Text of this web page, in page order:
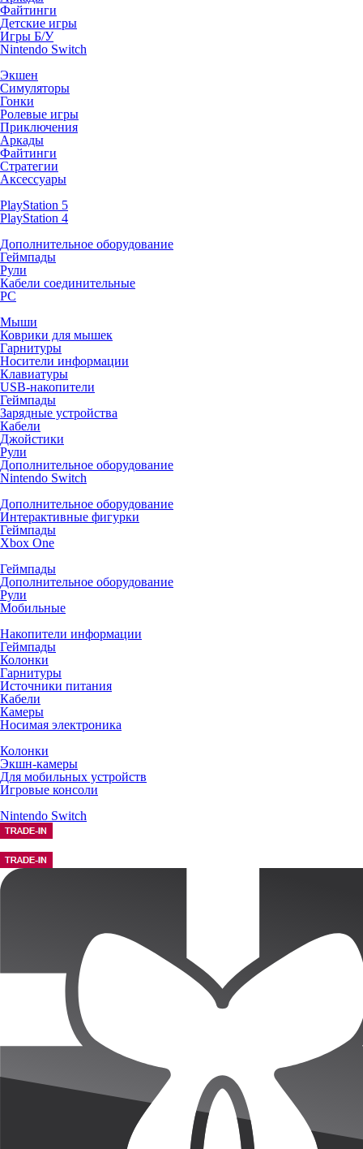
Файтинги
Детские игры
Игры Б/У
Nintendo Switch
Экшен
Симуляторы
Гонки
Ролевые игры
Приключения
Аркады
Файтинги
Стратегии
Аксессуары
PlayStation 5
PlayStation 4
Дополнительное оборудование
Геймпады
Рули
Кабели соединительные
PC
Мыши
Коврики для мышек
Гарнитуры
Носители информации
Клавиатуры
USB-накопители
Геймпады
Зарядные устройства
Кабели
Джойстики
Рули
Дополнительное оборудование
Nintendo Switch
Дополнительное оборудование
Интерактивные фигурки
Геймпады
Xbox One
Геймпады
Дополнительное оборудование
Рули
Мобильные
Накопители информации
Геймпады
Колонки
Гарнитуры
Источники питания
Кабели
Камеры
Носимая электроника
Колонки
Экшн-камеры
Для мобильных устройств
Игровые консоли
Nintendo Switch